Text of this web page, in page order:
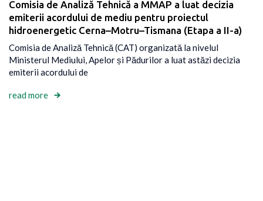
Comisia de Analiză Tehnică a MMAP a luat decizia
emiterii acordului de mediu pentru proiectul
hidroenergetic Cerna–Motru–Tismana (Etapa a II-a)
Comisia de Analiză Tehnică (CAT) organizată la nivelul
Ministerul Mediului, Apelor și Pădurilor a luat astăzi decizia
emiterii acordului de
read more